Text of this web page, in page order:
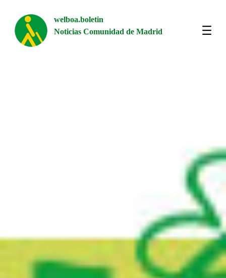
welboa.boletin
Noticias Comunidad de Madrid